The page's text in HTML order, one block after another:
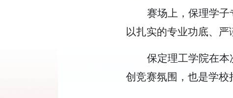
赛场上，保理学
以扎实的专业功底、严
保定理工学院在
创竞赛氛围，也是学校